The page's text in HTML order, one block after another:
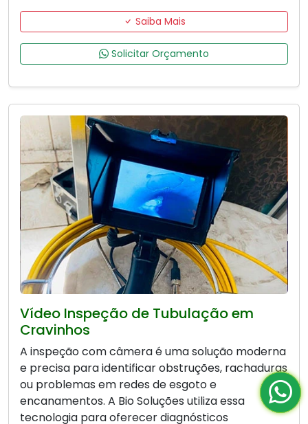
Saiba Mais
Solicitar Orçamento
Vídeo Inspeção de Tubulação em
Cravinhos
A inspeção com câmera é uma solução moderna
e precisa para identificar obstruções, rachaduras
ou problemas em redes de esgoto e
encanamentos. A Bio Soluções utiliza essa
tecnologia para oferecer diagnósticos